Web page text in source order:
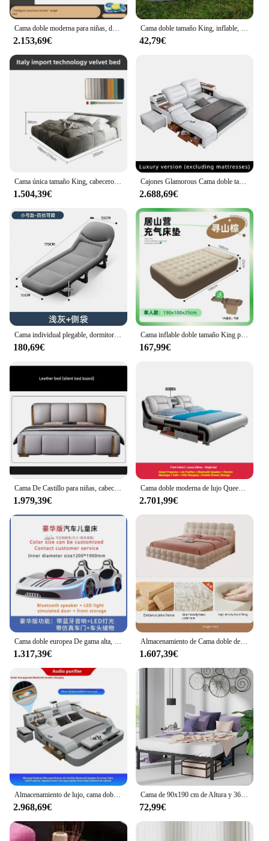
Cama doble moderna para niñas, dormitorio inteligente de diseño, Cama tamaño Queen y King, Cama de cuero de princesa durmiente, muebles de salón
2.153,69€
Cama doble tamaño King, inflable, para sala de estar, campamento, princesa, marco de Cama barato, Cama segura para perros de aire, muebles individuales para habitación
42,79€
Cama única tamaño King, cabeceros modernos De lujo para dormitorio doble, cabeceros multifuncionales, Camas De Dormitorio, decoración del hogar
1.504,39€
Cajones Glamorous Cama doble tamaño King almacenamiento dormir multifuncional Cama doble marco plataforma De lujo Cama De Casal muebles
2.688,69€
180,69€
Cama inflable doble tamaño King para sala de estar, marco de Cama barato de princesa para campamento, Cama Individual segura para perros de aire para habitación
167,99€
1.979,39€
Cama doble moderna de lujo Queen, almacenamiento multifunción para dormitorio, Cama doble King, marco blanco, caja de Cama inteligente, muebles de habitación Casal
2.701,99€
1.317,39€
Almacenamiento de Cama doble de lujo, suelo de Loft moderno de madera, Cama doble para el hogar, Cama Queen Girls durmiendo, Cama blanca, caja, muebles de dormitorio Casal
1.607,39€
2.968,69€
Cama de 90x190 cm de Altura y 36 cm con almacenamiento debajo de la cama, Marco de la cama, plataforma de metal con soporte de listones de acero
72,99€